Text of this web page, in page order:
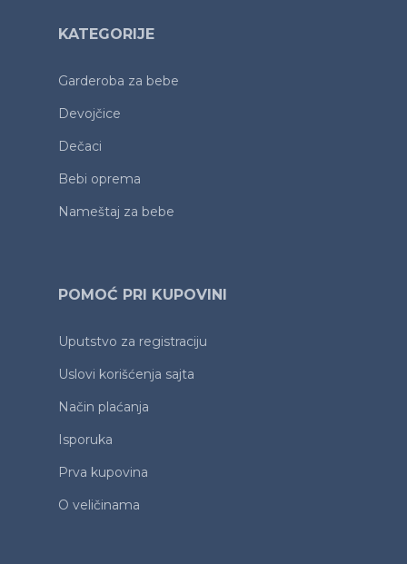
KATEGORIJE
Garderoba za bebe
Devojčice
Dečaci
Bebi oprema
Nameštaj za bebe
POMOĆ PRI KUPOVINI
Uputstvo za registraciju
Uslovi korišćenja sajta
Način plaćanja
Isporuka
Prva kupovina
O veličinama